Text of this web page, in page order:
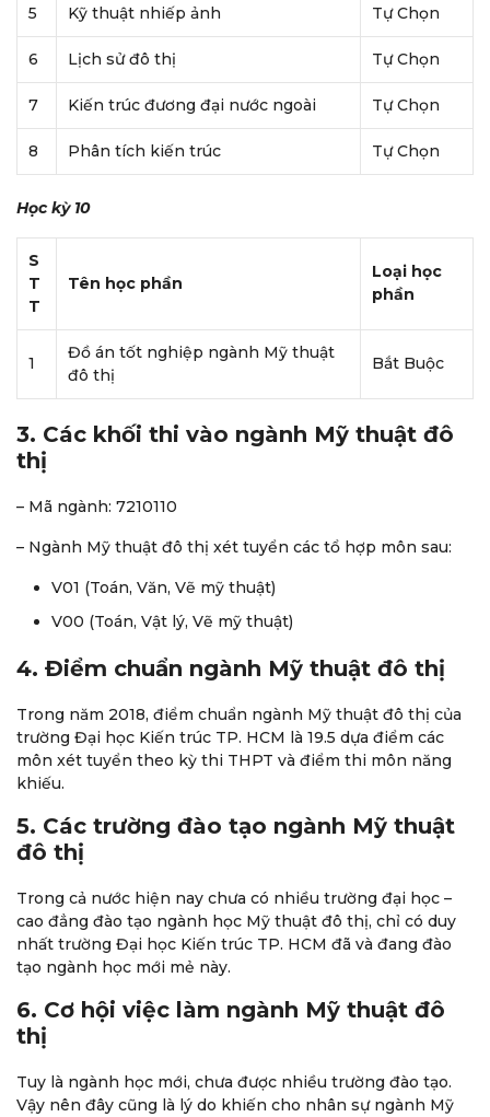
5 Kỹ thuật nhiếp ảnh Tự Chọn
6 Lịch sử đô thị Tự Chọn
7 Kiến trúc đương đại nước ngoài Tự Chọn
8 Phân tích kiến trúc Tự Chọn
Học kỳ 10
S
T
T
Tên học phần
Loại học
phần
1
Đồ án tốt nghiệp ngành Mỹ thuật
đô thị
Bắt Buộc
3. Các khối thi vào ngành Mỹ thuật đô
thị
– Mã ngành: 7210110
– Ngành Mỹ thuật đô thị xét tuyển các tổ hợp môn sau:
V01 (Toán, Văn, Vẽ mỹ thuật)
V00 (Toán, Vật lý, Vẽ mỹ thuật)
4. Điểm chuẩn ngành Mỹ thuật đô thị
Trong năm 2018, điểm chuẩn ngành Mỹ thuật đô thị của
trường Đại học Kiến trúc TP. HCM là 19.5 dựa điểm các
môn xét tuyển theo kỳ thi THPT và điểm thi môn năng
khiếu.
5. Các trường đào tạo ngành Mỹ thuật
đô thị
Trong cả nước hiện nay chưa có nhiều trường đại học –
cao đẳng đào tạo ngành học Mỹ thuật đô thị, chỉ có duy
nhất trường Đại học Kiến trúc TP. HCM đã và đang đào
tạo ngành học mới mẻ này.
6. Cơ hội việc làm ngành Mỹ thuật đô
thị
Tuy là ngành học mới, chưa được nhiều trường đào tạo.
Vậy nên đây cũng là lý do khiến cho nhân sự ngành Mỹ